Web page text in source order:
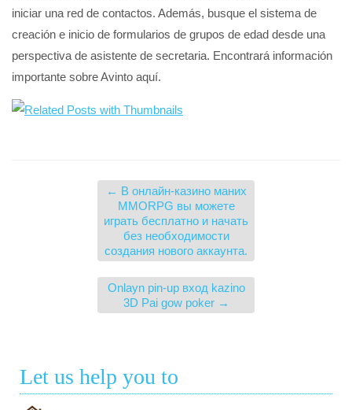
iniciar una red de contactos. Además, busque el sistema de
creación e inicio de formularios de grupos de edad desde una
perspectiva de asistente de secretaria. Encontrará información
importante sobre Avinto aquí.
← В онлайн-казино маних
MMORPG вы можете
играть бесплатно и начать
без необходимости
создания нового аккаунта.
Onlayn pin-up вход kazino
3D Pai gow poker →
Let us help you to